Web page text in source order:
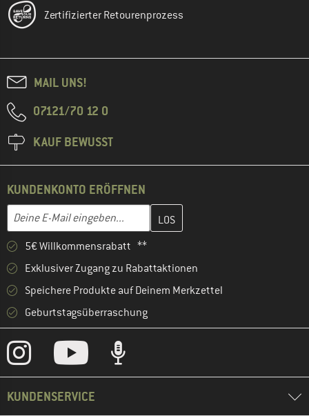
Zertifizierter Retourenprozess
MAIL UNS!
07121/70 12 0
KAUF BEWUSST
KUNDENKONTO ERÖFFNEN
E-Mail-Adresse
Gib hier deine E-Mail-Adresse ein und erstelle im nächsten
5€ Willkommensrabatt **
Exklusiver Zugang zu Rabattaktionen
Speichere Produkte auf Deinem Merkzettel
Geburtstagsüberraschung
KUNDENSERVICE